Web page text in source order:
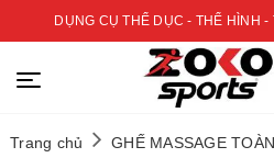
DỤNG CỤ THỂ DỤC - THỂ HÌNH -
Trang chủ GHẾ MASSAGE